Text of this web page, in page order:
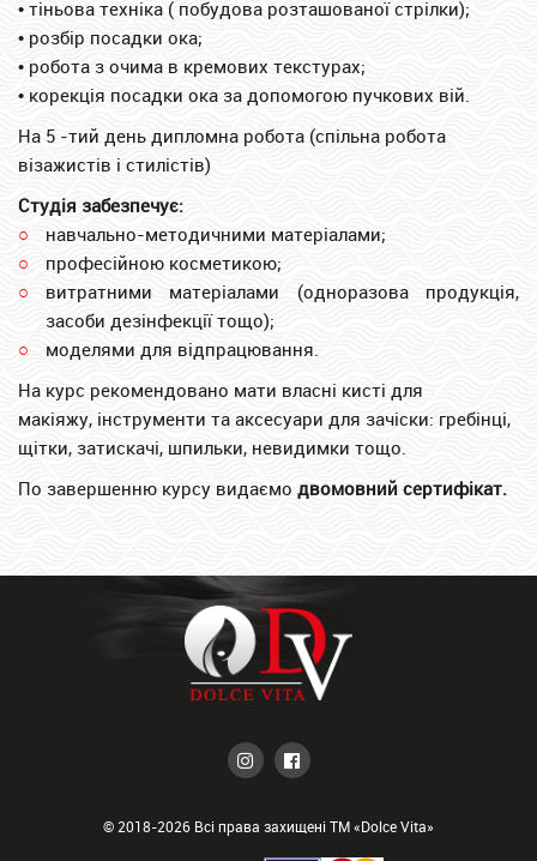
• тіньова техніка ( побудова розташованої стрілки);
• розбір посадки ока;
• робота з очима в кремових текстурах;
• корекція посадки ока за допомогою пучкових вій.
На 5 -тий день дипломна робота (спільна робота
візажистів і стилістів)
Студія забезпечує:
навчально-методичними матеріалами;
професійною косметикою;
витратними матеріалами (одноразова продукція,
засоби дезінфекції тощо);
моделями для відпрацювання.
На курс рекомендовано мати власні кисті для
макіяжу, інструменти та аксесуари для зачіски: гребінці,
щітки, затискачі, шпильки, невидимки тощо.
По завершенню курсу видаємо двомовний сертифікат.
© 2018-2026 Всі права захищені ТМ «Dolce Vita»